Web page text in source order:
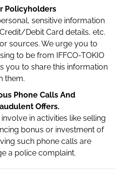
Policyholders
sensitive information
Debit Card details, etc.
sources. We urge you to
to be from IFFCO-TOKIO
you to share this information
them.
Phone Calls And
Offers.
in activities like selling
bonus or investment of
such phone calls are
a police complaint.